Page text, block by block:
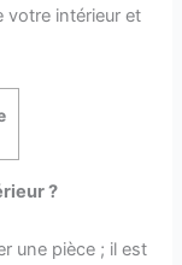
votre intérieur et
?
une pièce ; il est